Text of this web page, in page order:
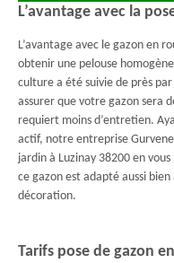
L’avantage avec la
L’avantage avec le gazon en
obtenir une pelouse
culture a été suivie de près par
assurer que votre gazon sera
requiert moins d’entretien.
actif, notre entreprise
jardin à Luzinay 38200 en
ce gazon est adapté aussi
décoration.
Tarifs pose de gazon